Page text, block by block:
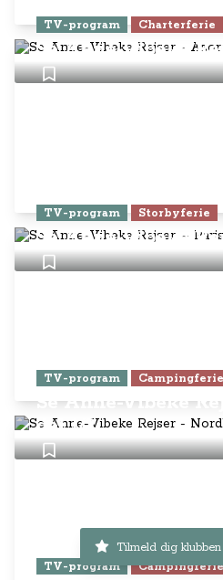
Tilmeld dig klubben
TV-program Charterferie
Se Anne-Vibeke
TV-program Storbyferie
Se Anne-Vibeke
TV-program
Se Anne-Vibeke
del 1/2
TV-program